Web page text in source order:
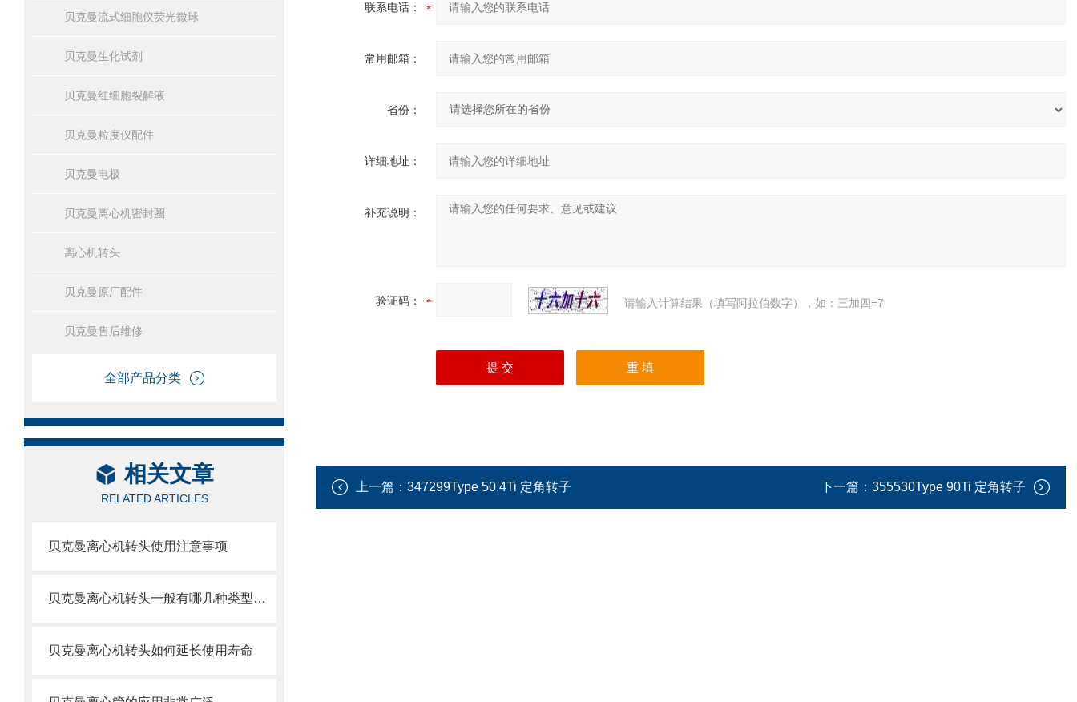
贝克曼流式细胞仪荧光微球
贝克曼生化试剂
贝克曼红细胞裂解液
贝克曼粒度仪配件
贝克曼电极
贝克曼离心机密封圈
离心机转头
贝克曼原厂配件
贝克曼售后维修
全部产品分类
相关文章
RELATED ARTICLES
贝克曼离心机转头使用注意事项
贝克曼离心机转头一般有哪几种类型呢？
贝克曼离心机转头如何延长使用寿命
联系电话：
常用邮箱：
省份：
详细地址：
补充说明：
验证码： 请输入计算结果（填写阿拉伯数字），如：三加四=7
上一篇： 347299Type 50.4Ti 定角转子 下一篇： 355530Type 90Ti 定角转子